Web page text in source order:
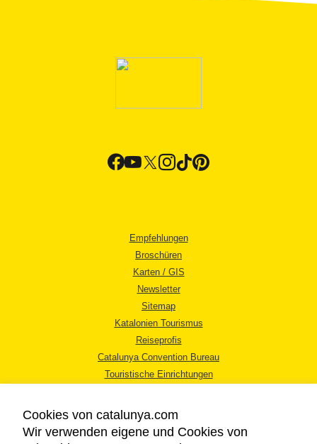
Empfehlungen
Broschüren
Karten / GIS
Newsletter
Sitemap
Katalonien Tourismus
Reiseprofis
Catalunya Convention Bureau
Touristische Einrichtungen
Cookies von catalunya.com
Wir verwenden eigene und Cookies von